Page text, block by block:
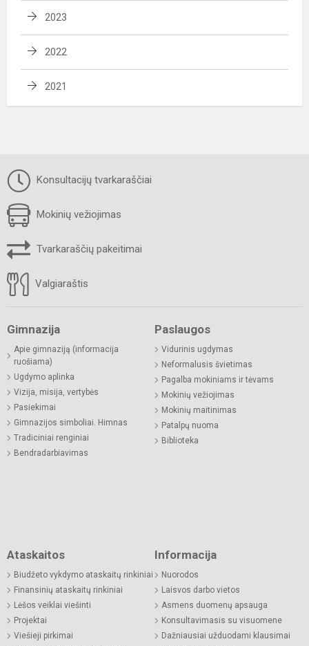
2023
2022
2021
Konsultacijų tvarkaraščiai
Mokinių vežiojimas
Tvarkaraščių pakeitimai
Valgiaraštis
Gimnazija
Apie gimnaziją (informacija
ruošiama)
Ugdymo aplinka
Vizija, misija, vertybės
Pasiekimai
Gimnazijos simboliai. Himnas
Tradiciniai renginiai
Bendradarbiavimas
Paslaugos
Vidurinis ugdymas
Neformalusis švietimas
Pagalba mokiniams ir tėvams
Mokinių vežiojimas
Mokinių maitinimas
Patalpų nuoma
Biblioteka
Ataskaitos
Biudžeto vykdymo ataskaitų rinkiniai
Finansinių ataskaitų rinkiniai
Lėšos veiklai viešinti
Projektai
Viešieji pirkimai
Informacija
Nuorodos
Laisvos darbo vietos
Asmens duomenų apsauga
Konsultavimasis su visuomene
Dažniausiai užduodami klausimai